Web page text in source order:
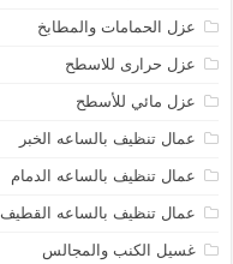
عزل الحمامات والمطابخ
عزل حرارى للاسطح
عزل مائي للأسطح
عمال تنظيف بالساعه الخبر
عمال تنظيف بالساعه الدمام
عمال تنظيف بالساعه القطيف
غسيل الكنب والمجالس